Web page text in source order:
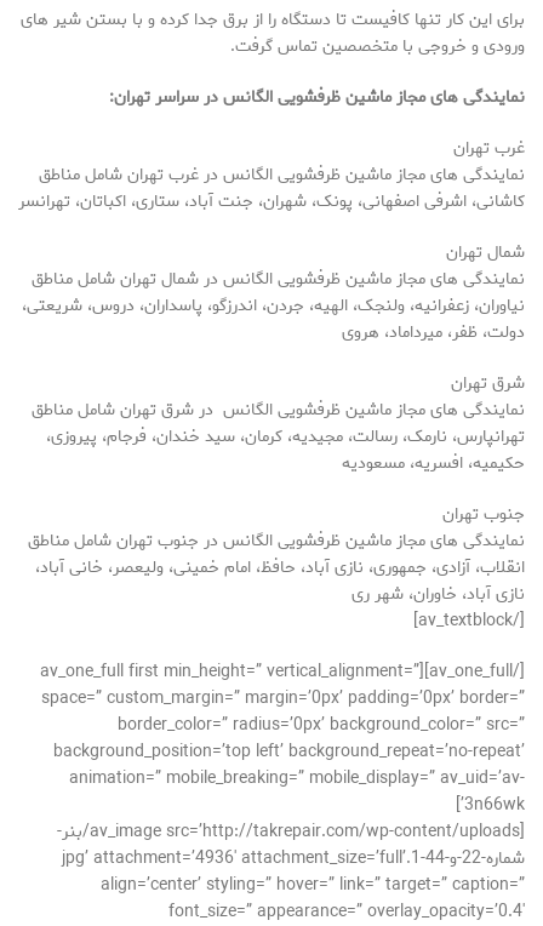
برای این کار تنها کافیست تا دستگاه را از برق جدا کرده و با بستن شیر های
ورودی و خروجی با متخصصین تماس گرفت.
نمایندگی های مجاز ماشین ظرفشویی الگانس در سراسر تهران:
غرب تهران
نمایندگی های مجاز ماشین ظرفشویی الگانس در غرب تهران شامل مناطق
کاشانی، اشرفی اصفهانی، پونک، شهران، جنت آباد، ستاری، اکباتان، تهرانسر
شمال تهران
نمایندگی های مجاز ماشین ظرفشویی الگانس در شمال تهران شامل مناطق
نیاوران، زعفرانیه، ولنجک، الهیه، جردن، اندرزگو، پاسداران، دروس، شریعتی،
دولت، ظفر، میرداماد، هروی
شرق تهران
نمایندگی های مجاز ماشین ظرفشویی الگانس در شرق تهران شامل مناطق
تهرانپارس، نارمک، رسالت، مجیدیه، کرمان، سید خندان، فرجام، پیروزی،
حکیمیه، افسریه، مسعودیه
جنوب تهران
نمایندگی های مجاز ماشین ظرفشویی الگانس در جنوب تهران شامل مناطق
انقلاب، آزادی، جمهوری، نازی آباد، حافظ، امام خمینی، ولیعصر، خانی آباد،
نازی آباد، خاوران، شهر ری
[/av_textblock]
[/av_one_full][av_one_full first min_height=” vertical_alignment=”
space=” custom_margin=” margin=’0px’ padding=’0px’ border=”
border_color=” radius=’0px’ background_color=” src=”
background_position=’top left’ background_repeat=’no-repeat’
animation=” mobile_breaking=” mobile_display=” av_uid=’av-
3n66wk’]
[av_image src=’http://takrepair.com/wp-content/uploads/بنر-
شماره-22-و-44-1.jpg’ attachment=’4936′ attachment_size=’full’
align=’center’ styling=” hover=” link=” target=” caption=”
font_size=” appearance=” overlay_opacity=’0.4′